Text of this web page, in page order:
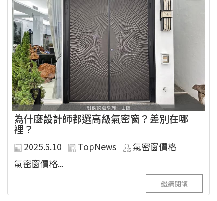
為什麼設計師都選高級氣密窗？差別在哪
裡？
2025.6.10 TopNews
氣密窗價格
氣密窗價格...
繼續閱讀